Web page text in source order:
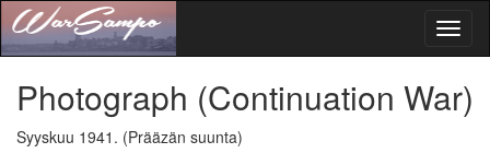
Photograph (Continuation War)
Syyskuu 1941. (Prääzän suunta)